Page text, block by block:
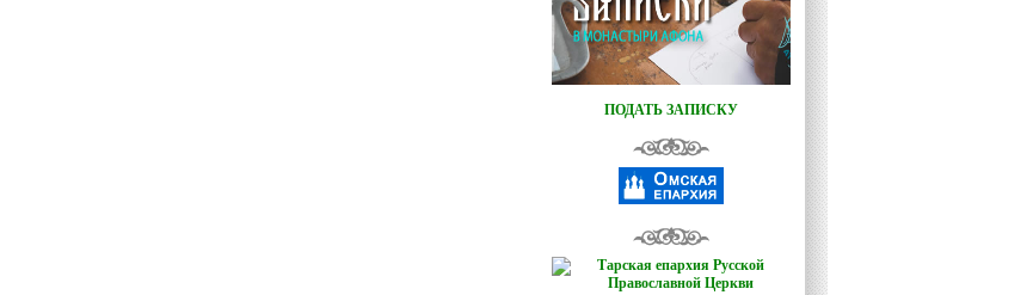
ПОДАТЬ ЗАПИСКУ